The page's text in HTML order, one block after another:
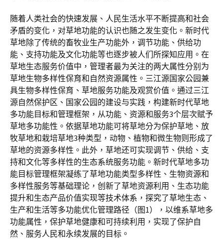
随着人类社会的快速发展、人民生活水平不断提高和社会
矛盾的变化，对草地功能的认识也随之发生变化。新时代
草地除了传统的畜牧业生产功能外，调节功能、供给功
能、支持功能及文化功能等也逐步被人们所探知应用。在
草地生态服务价值中，管理者最为关注的两大属性分别为
草地生物多样性保育和自然资源属性。三江源国家公园兼
具生物多样性保育、草地服务功能及观赏价值。通过三江
源自然保护区、国家公园的建设与实践，构建新时代草地
多功能目标和管理框架，从功能、资源和服务3个层次赋予
草地多功能性。依据草地功能可将草地分为保护草地、放
牧草地和栽培草地3种类型，动物、植物和微生物则形成了
草地的资源多样性。此外，草地还可实现调节、供给、支
持和文化等多样性的生态系统服务功能。新时代草地多功
能目标管理框架凝练了草地功能类型多样性、生物资源和
多样性服务等基础理论，创新了草地资源利用、生态功能
提升和生态产品价值实现等技术体系，探究了草地生态、
生产和生活等多功能优化管理路径（图1），以维系草地多
功能属性，保护草地健康和可持续利用，实现了保护自
然、服务人民和永续发展的目标。